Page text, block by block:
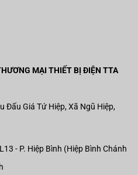
MẠI THIẾT BỊ ĐIỆN TTA
Đấu Giá Tứ Hiệp, Xã Ngũ Hiệp,
- P. Hiệp Bình (Hiệp Bình Chánh